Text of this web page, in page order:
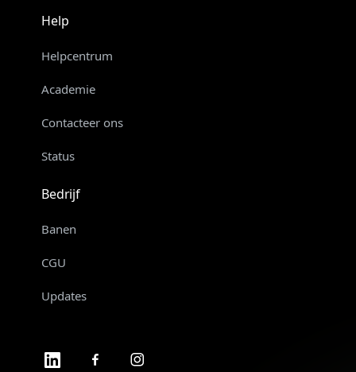
Help
Helpcentrum
Academie
Contacteer ons
Status
Bedrijf
Banen
CGU
Updates